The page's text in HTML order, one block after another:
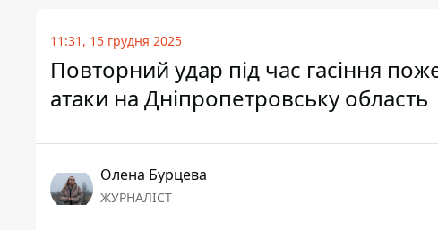
11:31, 15 грудня 2025
Повторний удар під час гасіння
атаки на Дніпропетровську область
Олена Бурцева
ЖУРНАЛІСТ